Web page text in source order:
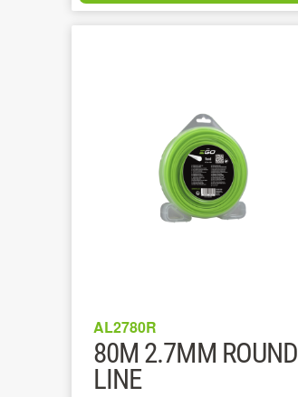
AL2780R
80M 2.7MM ROUND
LINE